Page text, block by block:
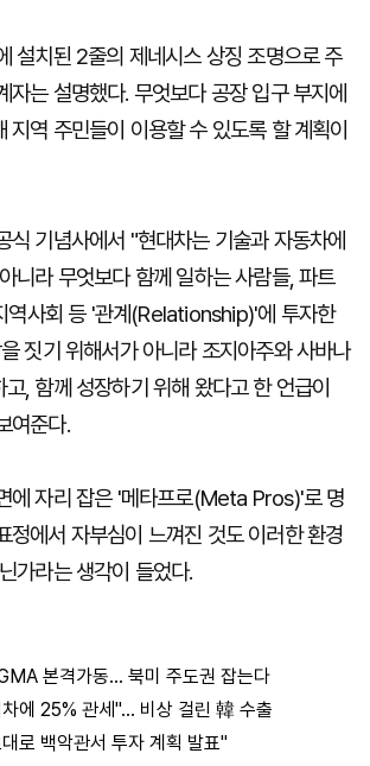
설치된 2줄의 제네시스 상징 조명으로 주
자는 설명했다. 무엇보다 공장 입구 부지에
지역 주민들이 이용할 수 있도록 할 계획이
식 기념사에서 "현대차는 기술과 자동차에
니라 무엇보다 함께 일하는 사람들, 파트
역사회 등 '관계(Relationship)'에 투자한
짓기 위해서가 아니라 조지아주와 사바나
, 함께 성장하기 위해 왔다고 한 언급이
여준다.
에 자리 잡은 '메타프로(Meta Pros)'로 명
정에서 자부심이 느껴진 것도 이러한 환경
가라는 생각이 들었다.
본격가동… 북미 주도권 잡는다
에 25% 관세"… 비상 걸린 韓 수출
로 백악관서 투자 계획 발표"